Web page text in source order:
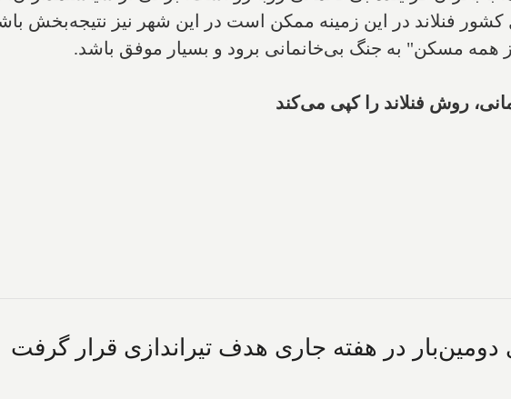
کشور فنلاند در این زمینه ممکن است در این شهر نیز نتیجه‌بخش
همه مسکن" به جنگ بی‌خانمانی برود و بسیار موفق باشد.
روش فنلاند را کپی می‌کند
در هفته جاری هدف تیراندازی قرار گرفت